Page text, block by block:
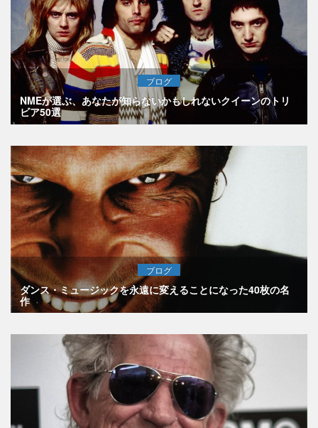
ブログ
NMEが選ぶ、あなたが知らないかもしれないクイーンのトリ
ビア50選
ブログ
ダンス・ミュージックを永遠に変えることになった40枚の名
作